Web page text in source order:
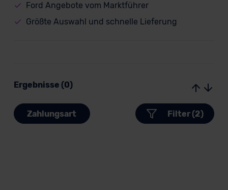
Ford Angebote vom Marktführer
Größte Auswahl und schnelle Lieferung
Ergebnisse (0)
Zahlungsart Filter (2)